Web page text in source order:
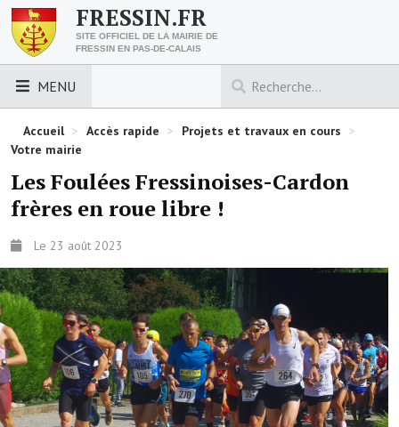
FRESSIN.FR
SITE OFFICIEL DE LA MAIRIE DE
FRESSIN EN PAS-DE-CALAIS
MENU
LES ESSENTIELS
Découvrez Fressin
Venir à Fressin
Urbanisme
Nous contacter
Horaires de la mairie
Les foulées fressinoises
ACCÈS RAPIDE
Accueil > Accès rapide > Projets et travaux en cours >
Votre mairie
Les Foulées Fressinoises-Cardon
frères en roue libre !
Le 23 août 2023